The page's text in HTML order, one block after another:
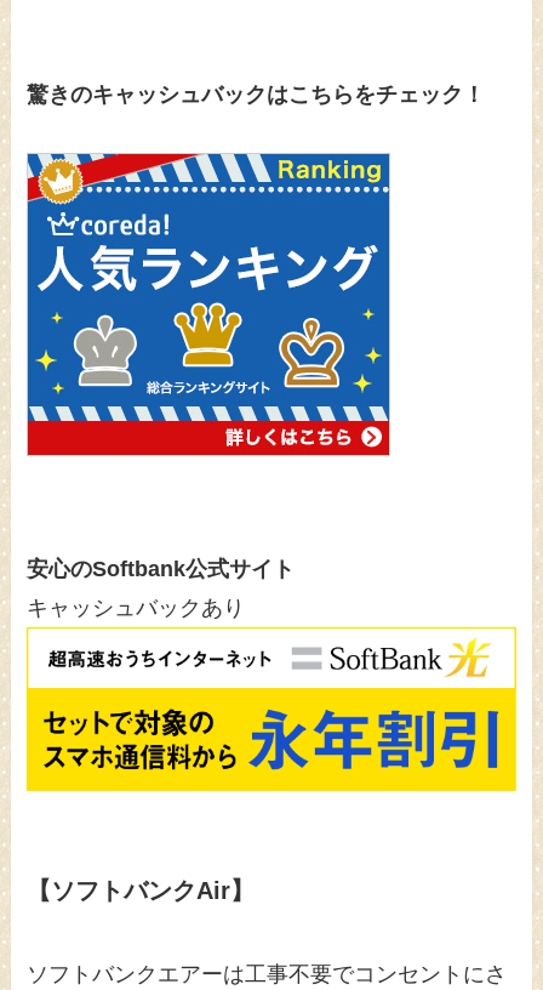
驚きのキャッシュバックはこちらをチェック！
安心のSoftbank公式サイト
キャッシュバックあり
【ソフトバンクAir】
ソフトバンクエアーは工事不要でコンセントにさ